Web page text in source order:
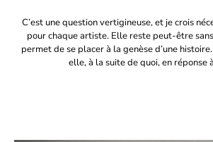
C’est une question vertigineuse, et je crois
pour chaque artiste. Elle reste peut-être
permet de se placer à la genèse d’une
elle, à la suite de quoi, en réponse